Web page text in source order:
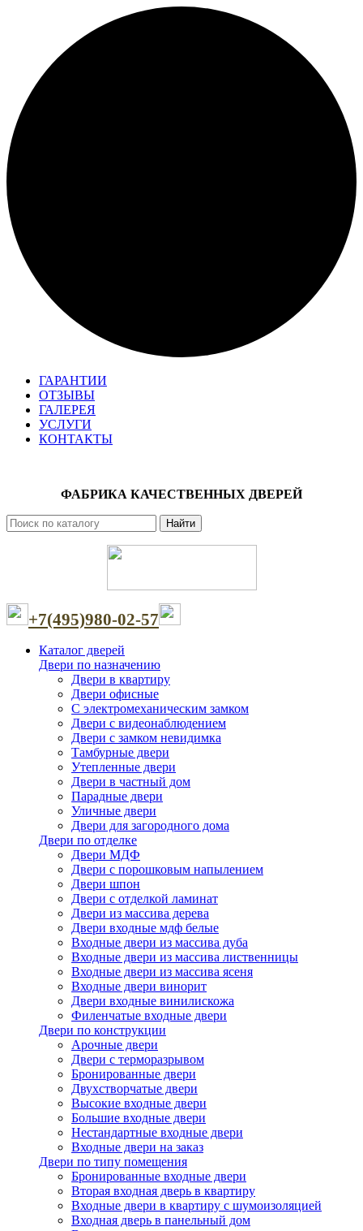
ГАРАНТИИ
ОТЗЫВЫ
ГАЛЕРЕЯ
УСЛУГИ
КОНТАКТЫ
ФАБРИКА КАЧЕСТВЕННЫХ ДВЕРЕЙ
Найти
+7(495)980-02-57
Каталог дверей
Двери по назначению
Двери в квартиру
Двери офисные
С электромеханическим замком
Двери с видеонаблюдением
Двери с замком невидимка
Тамбурные двери
Утепленные двери
Двери в частный дом
Парадные двери
Уличные двери
Двери для загородного дома
Двери по отделке
Двери МДФ
Двери с порошковым напылением
Двери шпон
Двери с отделкой ламинат
Двери из массива дерева
Двери входные мдф белые
Входные двери из массива дуба
Входные двери из массива лиственницы
Входные двери из массива ясеня
Входные двери винорит
Двери входные винилискожа
Филенчатые входные двери
Двери по конструкции
Арочные двери
Двери с терморазрывом
Бронированные двери
Двухстворчатые двери
Высокие входные двери
Большие входные двери
Нестандартные входные двери
Входные двери на заказ
Двери по типу помещения
Бронированные входные двери
Вторая входная дверь в квартиру
Входные двери в квартиру с шумоизоляцией
Входная дверь в панельный дом